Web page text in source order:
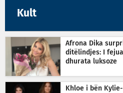
Kult
Afrona Dika
ditëlindjes: I
dhurata luksoze
Khloe i bën